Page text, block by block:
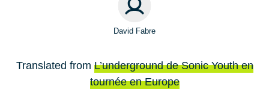
David Fabre
Translated from L’underground de Sonic Youth en
tournée en Europe